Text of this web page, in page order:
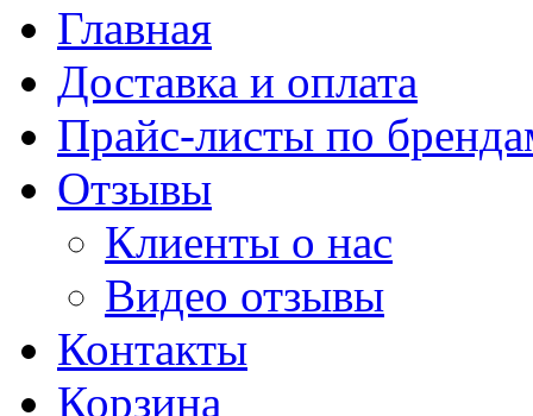
Главная
Доставка и оплата
Прайс-листы по
Отзывы
Клиенты о нас
Видео отзывы
Контакты
Корзина